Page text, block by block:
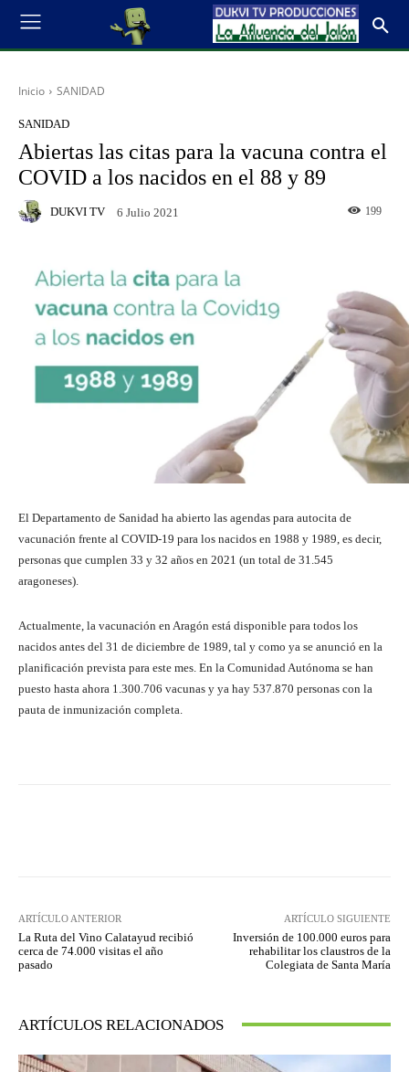
Inicio SANIDAD
SANIDAD
Abiertas las citas para la vacuna contra el
COVID a los nacidos en el 88 y 89
DUKVI TV 6 Julio 2021 199
El Departamento de Sanidad ha abierto las agendas para autocita de
vacunación frente al COVID-19 para los nacidos en 1988 y 1989, es decir,
personas que cumplen 33 y 32 años en 2021 (un total de 31.545
aragoneses).
Actualmente, la vacunación en Aragón está disponible para todos los
nacidos antes del 31 de diciembre de 1989, tal y como ya se anunció en la
planificación prevista para este mes. En la Comunidad Autónoma se han
puesto hasta ahora 1.300.706 vacunas y ya hay 537.870 personas con la
pauta de inmunización completa.
ARTÍCULO ANTERIOR
La Ruta del Vino Calatayud recibió
cerca de 74.000 visitas el año
pasado
ARTÍCULO SIGUIENTE
Inversión de 100.000 euros para
rehabilitar los claustros de la
Colegiata de Santa María
ARTÍCULOS RELACIONADOS